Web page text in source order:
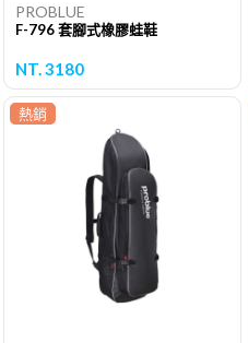
PROBLUE
F-796 套腳式橡膠蛙鞋
NT. 3180
熱銷